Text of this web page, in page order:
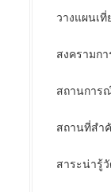
วางแผนเ
สงครามก
สถานการ
สถานที่สำ
สาระน่ารู้